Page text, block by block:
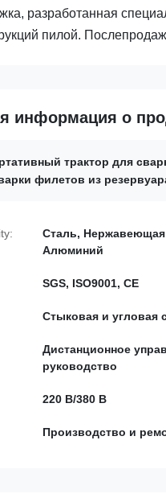
разработанная
пилой.
информация о
трактор для
филетов из
Сталь, Нержавеющая
Алюминий
SGS, ISO9001, CE
Стыковая и угловая
Дистанционное
руководство
220 В/380 В
Производство и